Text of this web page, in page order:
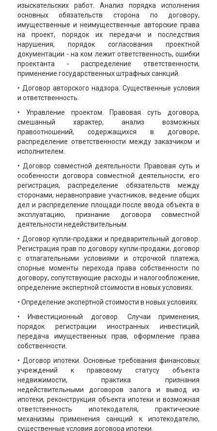
изыскательских работ. Анализ порядка исполнения
основных обязательств сторона по договору,
имущественные и неимущественные авторские права
на проект, порядок их передачи и последствия
нарушения, порядок согласования проектной
документации - на ком лежит ответственность, ошибки
проектанта - распределение ответственности,
применение государственных штрафных санкций.
• Договор авторского надзора. Существенные условия
и ответственность.
• Управление проектом. Правовая суть договора,
смешанный характер, анализ возможных
правоотношений, содержащихся в договоре,
распределение ответственности между заказчиком и
исполнителем.
• Договор совместной деятельности. Правовая суть и
особенности договора совместной деятельности, его
регистрация, распределение обязательств между
сторонами, неравноправие участников, ведение общих
дел и распределение площади после ввода объекта в
эксплуатацию, признание договора совместной
деятельности недействительным.
• Договор купли-продажи и предварительный договор.
Регистрация прав по договору купли-продажи, договор
с отлагательными условиями и отсрочкой платежа,
спорные моменты перехода права собственности по
договору, сопутствующие расходы и налогообложение,
определение экспертной стоимости в новых условиях.
• Определение экспертной стоимости в новых условиях.
• Инвестиционный договор. Случаи применения,
порядок регистрации иностранных инвестиций,
передача имущественных прав, оформление права
собственности.
• Договор ипотеки. Основные требования финансовых
учреждений к правовому статусу объекта
недвижимости, практика признания
недействительными договоров залога и вывод из
ипотеки, реконструкция объекта ипотеки и возможная
ответственность ипотекодателя, практические
механизмы применения санкций к ипотекодателю,
существенные условия договора ипотеки.